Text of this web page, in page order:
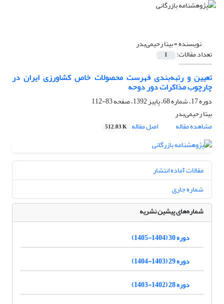
نویسنده =بیتا رحیمی‌بدر
تعداد مقالات: 1
تعیین و رتبه‌بندی فهرست محصولات خاص کشاورزی ایران در
چارچوب مذاکرات دور دوحه
دوره 17، شماره 68، پاییز 1392، صفحه
83-112
بیتا رحیمی‌بدر
مشاهده مقاله
اصل مقاله 512.03 K
مقالات آماده انتشار
شماره جاری
شماره‌های پیشین نشریه
دوره 30 (1404-1405)
دوره 29 (1403-1404)
دوره 28 (1402-1403)